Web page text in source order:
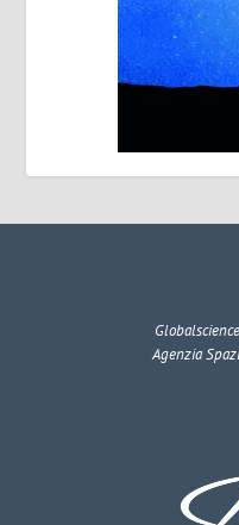
Globalscience
Agenzia